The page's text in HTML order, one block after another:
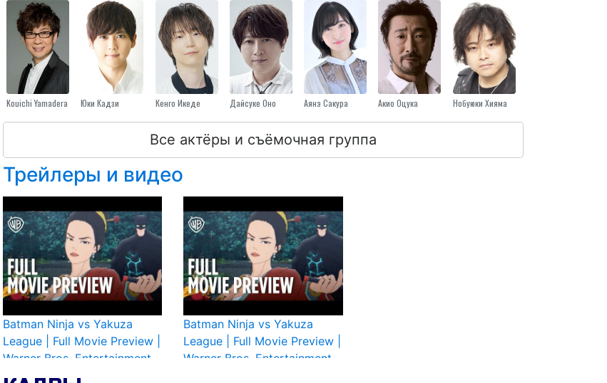
Kouichi Yamadera Юки Кадзи Кенго Икеде Дайсуке Оно Аянэ Сакура Акио Оцука Нобуюки Хияма
Все актёры и съёмочная группа
Трейлеры и видео
Batman Ninja vs Yakuza
League | Full Movie Preview |
Warner Bros. Entertainment
Batman Ninja vs Yakuza
League | Full Movie Preview |
Warner Bros. Entertainment